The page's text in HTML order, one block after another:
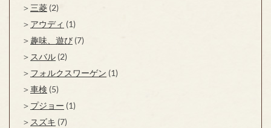
三菱 (2)
アウディ (1)
趣味、遊び (7)
スバル (2)
フォルクスワーゲン (1)
車検 (5)
プジョー (1)
スズキ (7)